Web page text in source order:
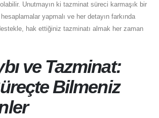
olabilir. Unutmayın ki tazminat süreci karmaşık bir
yapmalı ve her detayın farkında
hak ettiğiniz tazminatı almak her zaman
ve Tazminat:
Bilmeniz